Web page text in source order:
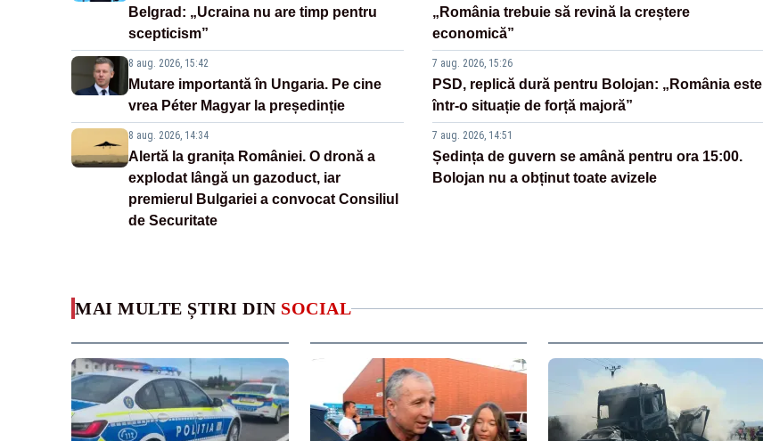
Belgrad: „Ucraina nu are timp pentru
scepticism”
8 aug. 2026, 15:42
Mutare importantă în Ungaria. Pe cine
vrea Péter Magyar la președinție
8 aug. 2026, 14:34
Alertă la granița României. O dronă a
explodat lângă un gazoduct, iar
premierul Bulgariei a convocat Consiliul
de Securitate
„România trebuie să revină la creștere
economică”
7 aug. 2026, 15:26
PSD, replică dură pentru Bolojan: „România este
într-o situație de forță majoră”
7 aug. 2026, 14:51
Ședința de guvern se amână pentru ora 15:00.
Bolojan nu a obținut toate avizele
MAI MULTE ȘTIRI DIN SOCIAL